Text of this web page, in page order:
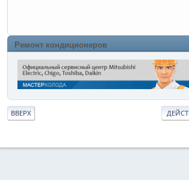
Ремонт кондиционеров
ВВЕРХ